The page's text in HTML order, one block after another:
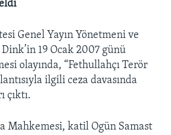
Genel Yayın Yönetmeni ve
19 Ocak 2007 günü
olayında, “Fethullahçı Terör
ilgili ceza davasında
çıktı.
Mahkemesi, katil Ogün Samast